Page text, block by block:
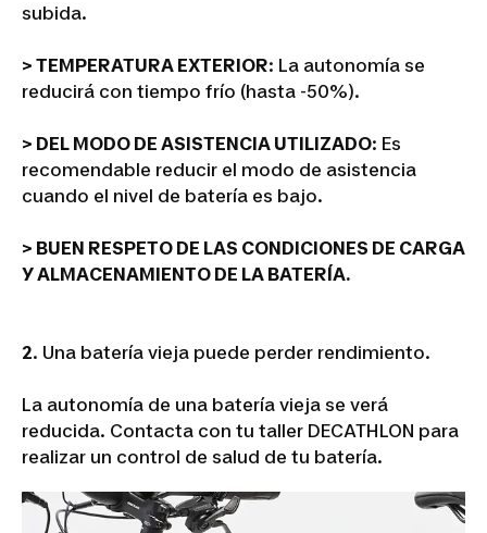
subida.
> TEMPERATURA EXTERIOR: La autonomía se
reducirá con tiempo frío (hasta -50%).
> DEL MODO DE ASISTENCIA UTILIZADO: Es
recomendable reducir el modo de asistencia
cuando el nivel de batería es bajo.
> BUEN RESPETO DE LAS CONDICIONES DE CARGA
Y ALMACENAMIENTO DE LA BATERÍA.
2. Una batería vieja puede perder rendimiento.
La autonomía de una batería vieja se verá
reducida. Contacta con tu taller DECATHLON para
realizar un control de salud de tu batería.